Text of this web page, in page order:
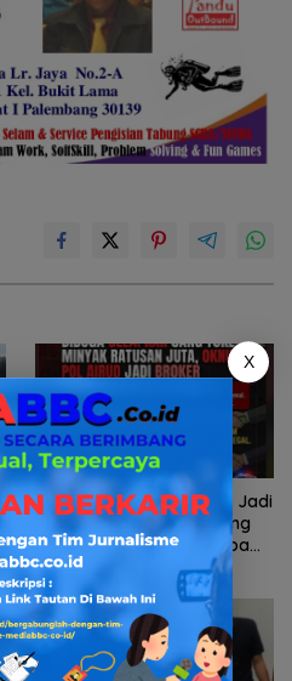
Diduga Oknum Pol Airud Jadi
Broker Minyak Ilegal, Uang
Rp88 Juta Milik Toke Muba
Hilang Tanpa Jejak
X